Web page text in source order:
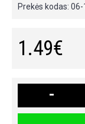
Prekės kodas: 06-
1.49€
-